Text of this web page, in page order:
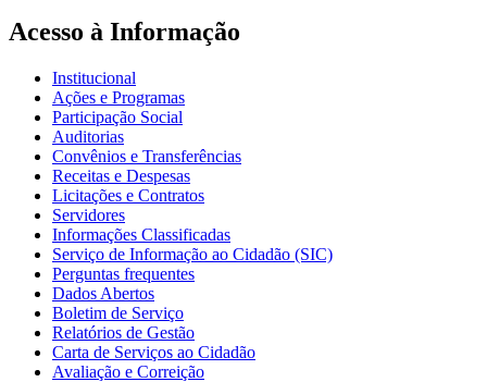
Acesso à Informação
Institucional
Ações e Programas
Participação Social
Auditorias
Convênios e Transferências
Receitas e Despesas
Licitações e Contratos
Servidores
Informações Classificadas
Serviço de Informação ao Cidadão (SIC)
Perguntas frequentes
Dados Abertos
Boletim de Serviço
Relatórios de Gestão
Carta de Serviços ao Cidadão
Avaliação e Correição